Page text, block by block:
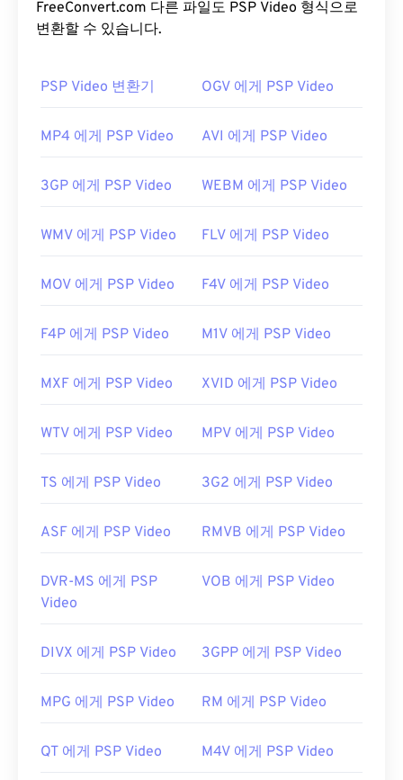
작아지는 여러 개의 나무 인형이 서로 겹쳐져 있는 러
시아의 유명한 수공예품인 "
MKV 파일을 어떻게 여나요?
MKV 파일을 여는 가장 좋은 방법은 VLC 미디어 플레
표준이 아니기 때문에 다른 미디어 플레이어에서 지
또한 MKV는 파일 크기를 압축하는 데 코덱을 사용하
따라서 MKV 파일을 여는 또 다른 방법은 선택한 미
하는 것입니다. 이를 위해
Ninite와 같은 신뢰할 수
Codec Pack)를다운로드하세요.
최초 출시: 2002년
https://www.matroska.org/
FreeConvert.com 다른 파일도 PSP Video 형식으로
변환할 수 있습니다.
PSP Video 변환기 OGV 에게 PSP Video
MP4 에게 PSP Video AVI 에게 PSP Video
3GP 에게 PSP Video WEBM 에게 PSP Video
WMV 에게 PSP Video FLV 에게 PSP Video
MOV 에게 PSP Video F4V 에게 PSP Video
F4P 에게 PSP Video M1V 에게 PSP Video
MXF 에게 PSP Video XVID 에게 PSP Video
WTV 에게 PSP Video MPV 에게 PSP Video
TS 에게 PSP Video 3G2 에게 PSP Video
ASF 에게 PSP Video RMVB 에게 PSP Video
DVR-MS 에게 PSP
Video
VOB 에게 PSP Video
DIVX 에게 PSP Video 3GPP 에게 PSP Video
MPG 에게 PSP Video RM 에게 PSP Video
QT 에게 PSP Video M4V 에게 PSP Video